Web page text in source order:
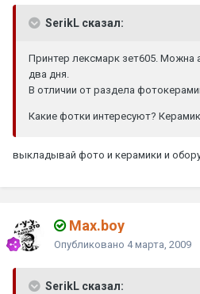
SerikL сказал:
Принтер лексмарк зет605. Можна
два дня.
В отличии от раздела
Какие фотки интересуют?
выкладывай фото и керамики и
Max.boy
Опубликовано 4 марта, 2009
SerikL сказал: